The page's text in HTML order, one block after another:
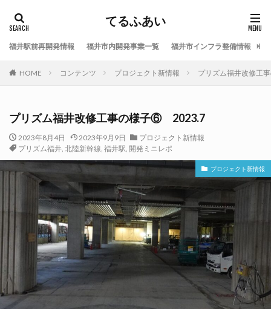
てるふあい
福井駅前再開発情報 福井市内開発事業一覧 福井市インフラ整備情報
HOME コンテンツ プロジェクト新情報 プリズム福井改修
プリズム福井改修工事の様子⑥ 2023.7
2023年8月4日 2023年9月9日
プロジェクト新情報
プリズム福井, 北陸新幹線, 福井駅, 開発ミニレポ
プロジェクト新情報